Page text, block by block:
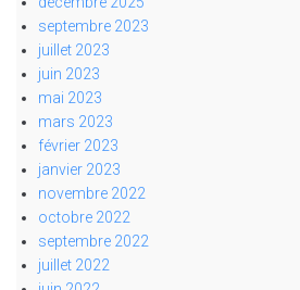
septembre 2023
juillet 2023
juin 2023
mai 2023
mars 2023
février 2023
janvier 2023
novembre 2022
octobre 2022
septembre 2022
juillet 2022